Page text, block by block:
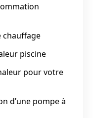
chauffage
piscine
pour votre
d’une pompe à